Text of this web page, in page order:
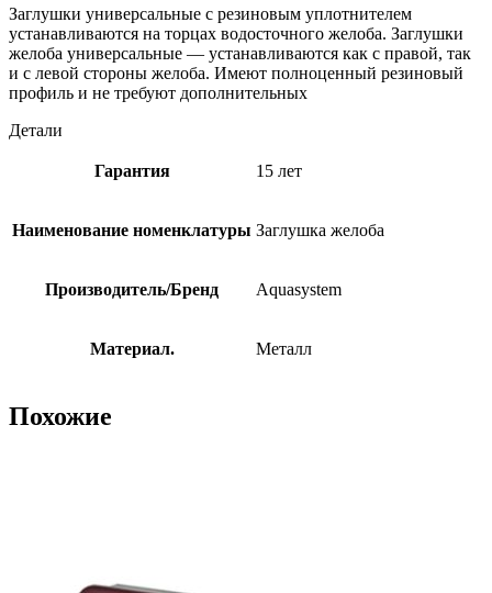
Заглушки универсальные с резиновым уплотнителем
устанавливаются на торцах водосточного желоба. Заглушки
желоба универсальные — устанавливаются как с правой, так
и с левой стороны желоба. Имеют полноценный резиновый
профиль и не требуют дополнительных
Детали
Гарантия 15 лет
Наименование номенклатуры Заглушка желоба
Производитель/Бренд Aquasystem
Материал. Металл
Похожие